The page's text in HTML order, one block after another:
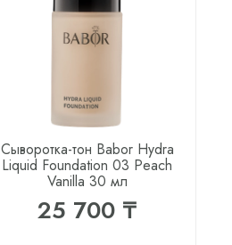
Сыворотка-тон Babor Hydra
Liquid Foundation 03 Peach
Vanilla 30 мл
25 700 ₸